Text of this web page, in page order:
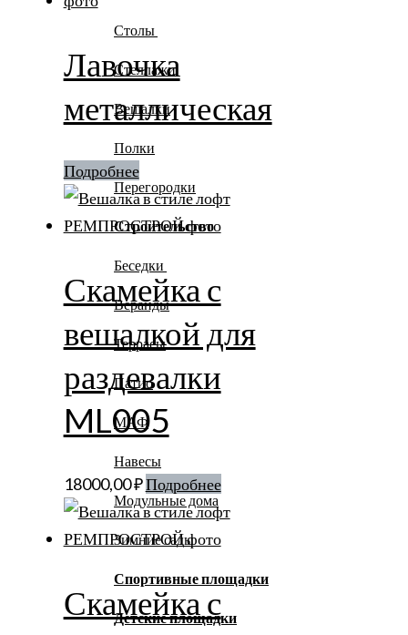
Столы
Стеллажи
Вешалки
Полки
Перегородки
Строительство
Беседки
Веранды
Террасы
Патио
МАФ
Навесы
Модульные дома
Зимние сады
Спортивные площадки
Детские площадки
Лавочка
металлическая
Подробнее
Скамейка с
вешалкой для
раздевалки
ML005
18000,00₽Подробнее
Скамейка с